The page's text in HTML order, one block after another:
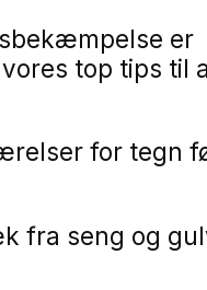
er
top tips til
for tegn
fra seng og